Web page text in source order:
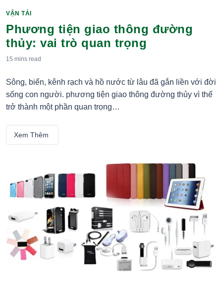
Categories
VẬN TẢI
Phương tiện giao thông đường
thủy: vai trò quan trọng
15 mins read
Sông, biển, kênh rạch và hồ nước từ lâu đã gắn liền với đời
sống con người. phương tiện giao thông đường thủy vì thế
trở thành một phần quan trọng…
Xem Thêm